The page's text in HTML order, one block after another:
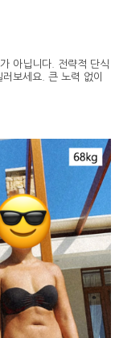
아닙니다. 전략적 단식
보세요. 큰 노력 없이